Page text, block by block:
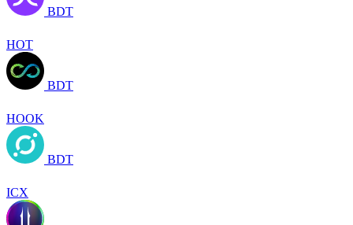
BDT
HOT
BDT
HOOK
BDT
ICX